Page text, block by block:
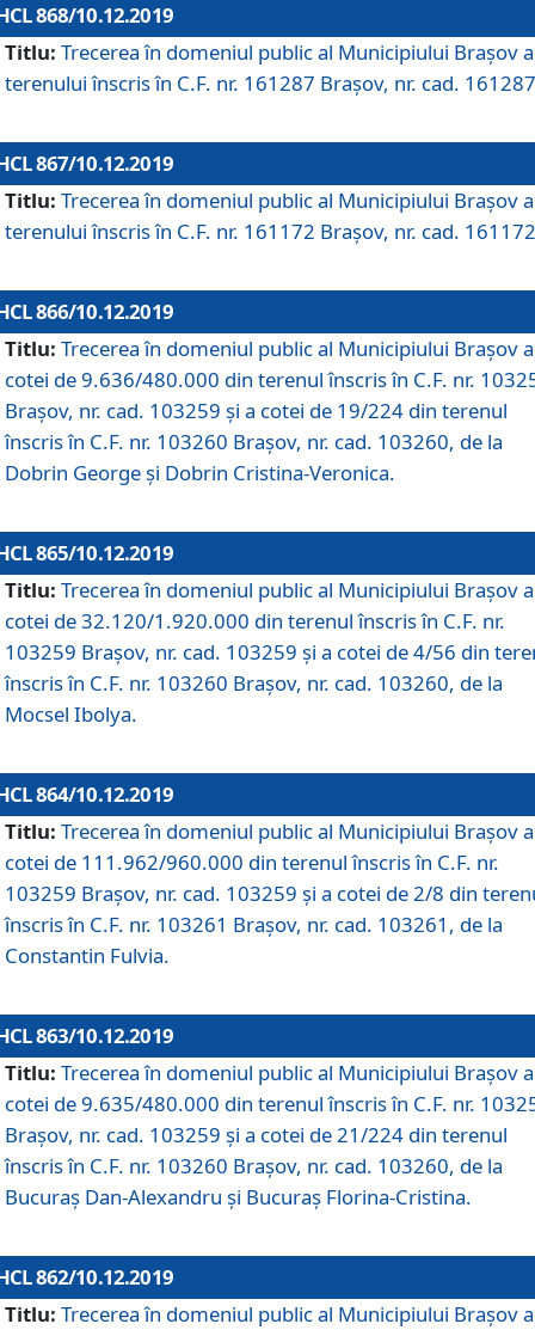
868/10.12.2019
Titlu: Trecerea în domeniul public al Municipiului Braşov a
terenului înscris în C.F. nr. 161287 Brașov, nr. cad.
867/10.12.2019
Titlu: Trecerea în domeniul public al Municipiului Braşov a
terenului înscris în C.F. nr. 161172 Brașov, nr. cad.
866/10.12.2019
Titlu: Trecerea în domeniul public al Municipiului Braşov a
cotei de 9.636/480.000 din terenul înscris în C.F. nr.
Brașov, nr. cad. 103259 și a cotei de 19/224 din terenul
înscris în C.F. nr. 103260 Brașov, nr. cad. 103260, de la
Dobrin George și Dobrin Cristina-Veronica.
865/10.12.2019
Titlu: Trecerea în domeniul public al Municipiului Braşov a
cotei de 32.120/1.920.000 din terenul înscris în C.F. nr.
103259 Brașov, nr. cad. 103259 și a cotei de 4/56 din
înscris în C.F. nr. 103260 Brașov, nr. cad. 103260, de la
Mocsel Ibolya.
864/10.12.2019
Titlu: Trecerea în domeniul public al Municipiului Braşov a
cotei de 111.962/960.000 din terenul înscris în C.F. nr.
103259 Brașov, nr. cad. 103259 și a cotei de 2/8 din
înscris în C.F. nr. 103261 Brașov, nr. cad. 103261, de la
Constantin Fulvia.
863/10.12.2019
Titlu: Trecerea în domeniul public al Municipiului Braşov a
cotei de 9.635/480.000 din terenul înscris în C.F. nr.
Brașov, nr. cad. 103259 și a cotei de 21/224 din terenul
înscris în C.F. nr. 103260 Brașov, nr. cad. 103260, de la
Bucuraș Dan-Alexandru și Bucuraș Florina-Cristina.
862/10.12.2019
Titlu: Trecerea în domeniul public al Municipiului Braşov a